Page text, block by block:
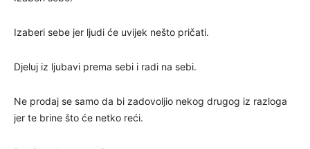
Izaberi sebe jer ljudi će uvijek nešto pričati.
Djeluj iz ljubavi prema sebi i radi na sebi.
Ne prodaj se samo da bi zadovoljio nekog drugog iz razloga
jer te brine što će netko reći.